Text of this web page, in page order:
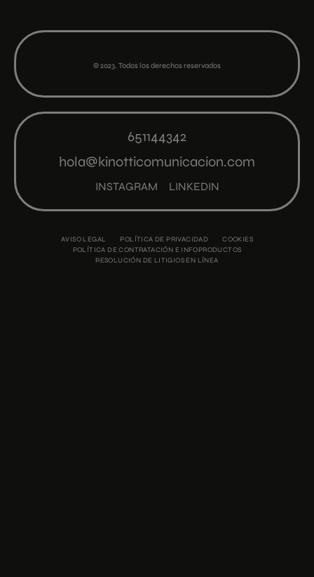
© 2023. Todos los derechos reservados
651144342
hola@kinotticomunicacion.com
INSTAGRAM LINKEDIN
AVISO LEGAL POLÍTICA DE PRIVACIDAD
COOKIES
POLÍTICA DE CONTRATACIÓN E INFOPRODUCTOS
RESOLUCIÓN DE LITIGIOS EN LÍNEA